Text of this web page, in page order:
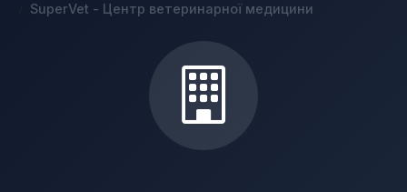
SuperVet - Центр ветеринарної медицини